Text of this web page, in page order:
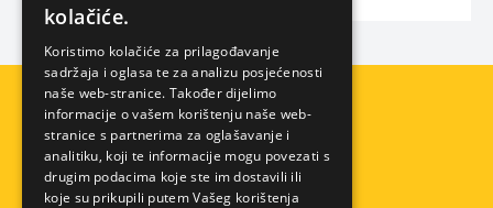
Pomoć na cesti Info centar
kolačiće.
Koristimo kolačiće za prilagođavanje
sadržaja i oglasa te za analizu posjećenosti
naše web-stranice. Također dijelimo
informacije o vašem korištenju naše web-
stranice s partnerima za oglašavanje i
analitiku, koji te informacije mogu povezati s
drugim podacima koje ste im dostavili ili
koje su prikupili putem Vašeg korištenja